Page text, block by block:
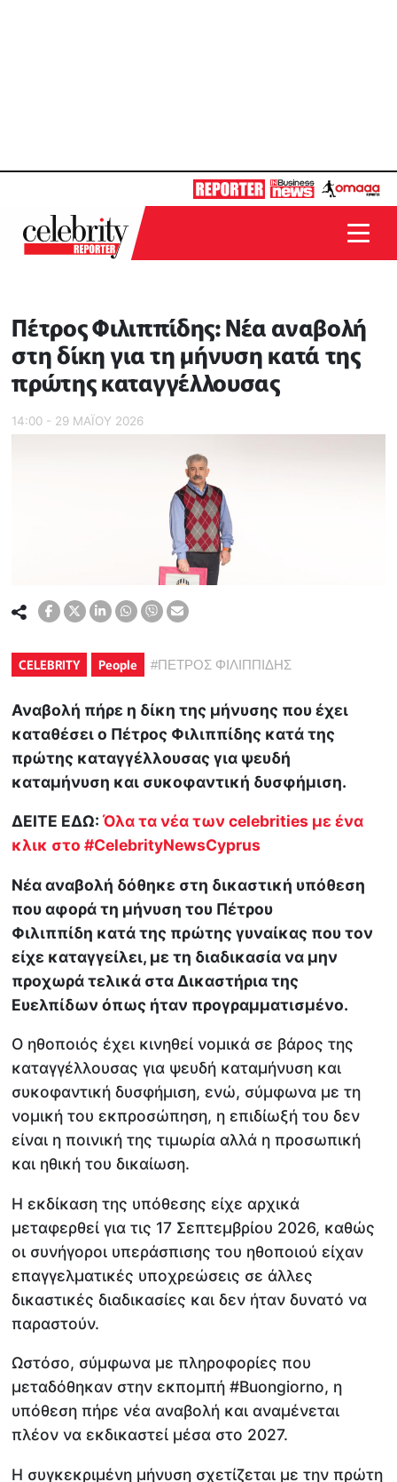
Πέτρος Φιλιππίδης: Νέα αναβολή
στη δίκη για τη μήνυση κατά της
πρώτης καταγγέλλουσας
14:00 - 29 ΜΑΪ́ΟΥ 2026
CELEBRITY People #ΠΕΤΡΟΣ ΦΙΛΙΠΠΙΔΗΣ
Αναβολή πήρε η δίκη της μήνυσης που έχει
καταθέσει ο Πέτρος Φιλιππίδης κατά της
πρώτης καταγγέλλουσας για ψευδή
καταμήνυση και συκοφαντική δυσφήμιση.
ΔΕΙΤΕ ΕΔΩ:Όλα τα νέα των celebrities με ένα
κλικ στο #CelebrityNewsCyprus
Νέα αναβολή δόθηκε στη δικαστική υπόθεση
που αφορά τη μήνυση του Πέτρου
Φιλιππίδη κατά της πρώτης γυναίκας που τον
είχε καταγγείλει, με τη διαδικασία να μην
προχωρά τελικά στα Δικαστήρια της
Ευελπίδων όπως ήταν προγραμματισμένο.
Ο ηθοποιός έχει κινηθεί νομικά σε βάρος της
καταγγέλλουσας για ψευδή καταμήνυση και
συκοφαντική δυσφήμιση, ενώ, σύμφωνα με τη
νομική του εκπροσώπηση, η επιδίωξή του δεν
είναι η ποινική της τιμωρία αλλά η προσωπική
και ηθική του δικαίωση.
Η εκδίκαση της υπόθεσης είχε αρχικά
μεταφερθεί για τις 17 Σεπτεμβρίου 2026, καθώς
οι συνήγοροι υπεράσπισης του ηθοποιού είχαν
επαγγελματικές υποχρεώσεις σε άλλες
δικαστικές διαδικασίες και δεν ήταν δυνατό να
παραστούν.
Ωστόσο, σύμφωνα με πληροφορίες που
μεταδόθηκαν στην εκπομπή #Buongiorno, η
υπόθεση πήρε νέα αναβολή και αναμένεται
πλέον να εκδικαστεί μέσα στο 2027.
Η συγκεκριμένη μήνυση σχετίζεται με την πρώτη